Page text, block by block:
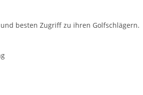
besten Zugriff zu ihren Golfschlägern.